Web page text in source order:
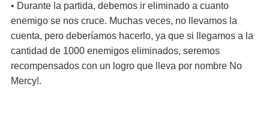
• Durante la partida, debemos ir eliminado a cuanto
enemigo se nos cruce. Muchas veces, no llevamos la
cuenta, pero deberíamos hacerlo, ya que si llegamos a la
cantidad de 1000 enemigos eliminados, seremos
recompensados con un logro que lleva por nombre No
Mercy!.